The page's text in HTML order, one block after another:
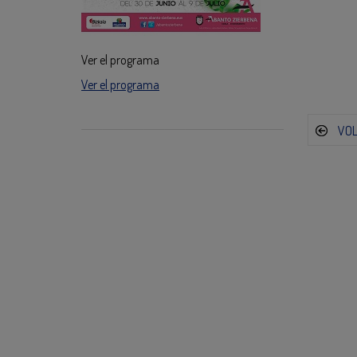
Ver el programa
Ver el programa